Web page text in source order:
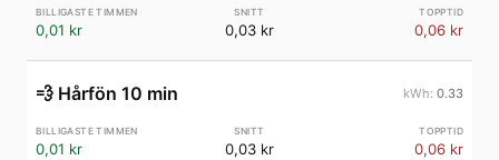
0,01 kr 0,03 kr 0,06 kr
💨 Hårfön 10 min 0.33
0,01 kr 0,03 kr 0,06 kr